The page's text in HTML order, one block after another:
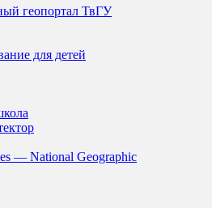
геопортал ТвГУ
для детей
— National Geographic